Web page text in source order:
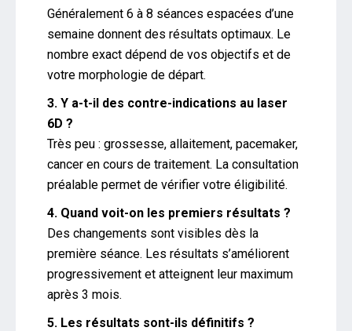
Généralement 6 à 8 séances espacées d’une
semaine donnent des résultats optimaux. Le
nombre exact dépend de vos objectifs et de
votre morphologie de départ.
3. Y a-t-il des contre-indications au laser
6D ?
Très peu : grossesse, allaitement, pacemaker,
cancer en cours de traitement. La consultation
préalable permet de vérifier votre éligibilité.
4. Quand voit-on les premiers résultats ?
Des changements sont visibles dès la
première séance. Les résultats s’améliorent
progressivement et atteignent leur maximum
après 3 mois.
5. Les résultats sont-ils définitifs ?